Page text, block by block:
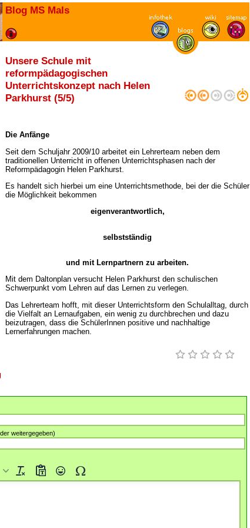
Blog MS Mals
Unsere Schule mit
reformpädagogischen
Unterrichtskonzept nach Helen
Parkhurst (5/5)
Die Anfänge
Seit dem Schuljahr 2009/10 arbeitet ein Lehrerteam neben dem
traditionellen Unterricht in offenen Unterrichtsphasen nach der
Reformpädagogin Helen Parkhurst.
Es handelt sich hierbei um eine Unterrichtsmethode, bei der die Schüler
die Möglichkeit bekommen
eigenverantwortlich,
selbstständig
und mit Lernpartnern zu arbeiten.
Mit dem Daltonplan versucht Helen Parkhurst den schulischen
Schwerpunkt vom Lehren auf das Lernen zu verlegen.
Das Lehrerteam hofft, mit dieser Unterrichtsform den Schulalltag, durch
die Vielfalt an Lernaufgaben, ein wenig zu durchbrechen und dazu
beizutragen, dass die SchülerInnen positive und nachhaltige
Lernerfahrungen machen.
weitergegeben)